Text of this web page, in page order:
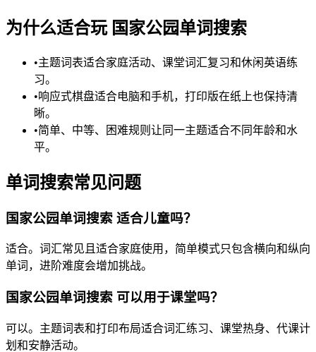
为什么适合玩 国家公园单词搜索
•主题词表适合家庭活动、课堂词汇复习和休闲英语练
习。
•响应式棋盘适合电脑和手机，打印版在纸上也保持清
晰。
•简单、中等、困难规则让同一主题适合不同年龄和水
平。
单词搜索常见问题
国家公园单词搜索 适合儿童吗？
适合。词汇常见且适合家庭使用，简单模式只包含横向和纵向
单词，进阶难度会增加挑战。
国家公园单词搜索 可以用于课堂吗？
可以。主题词表和打印布局适合词汇练习、课堂热身、代课计
划和安静活动。